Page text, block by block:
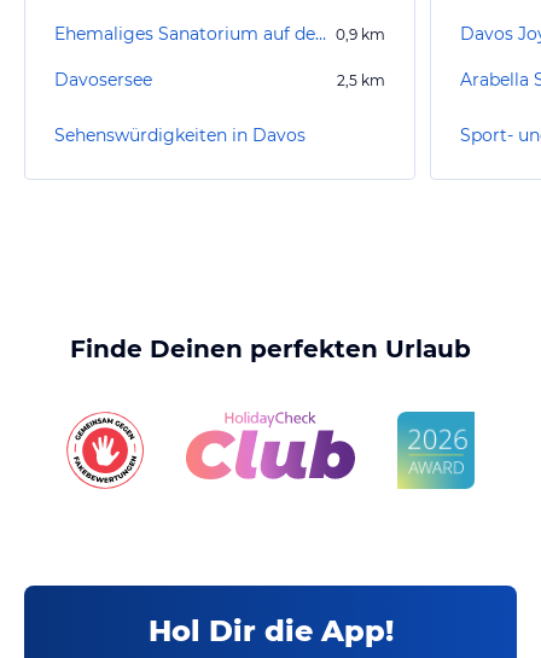
Ehemaliges Sanatorium auf der Schatzalp 0,9 km
Davosersee 2,5 km
Sehenswürdigkeiten in Davos
Davos
Arabella
Sport-
Finde Deinen perfekten Urlaub
Hol Dir die App!